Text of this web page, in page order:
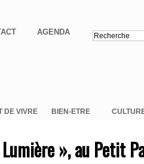
AGENDA
DE VIVRE BIEN-ETRE
», au Petit